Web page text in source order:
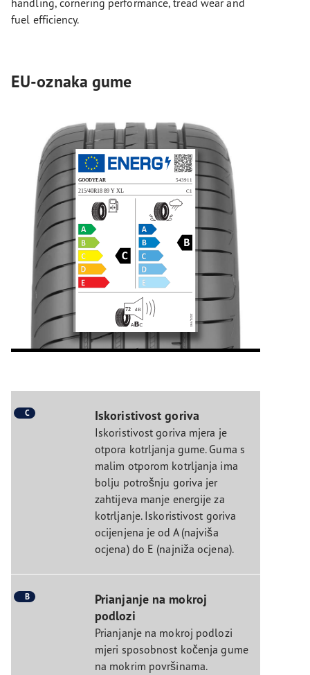
handling, cornering performance, tread wear and
fuel efficiency.
EU-oznaka gume
C Iskoristivost goriva
Iskoristivost goriva mjera je
otpora kotrljanja gume. Guma s
malim otporom kotrljanja ima
bolju potrošnju goriva jer
zahtijeva manje energije za
kotrljanje. Iskoristivost goriva
ocijenjena je od A (najviša
ocjena) do E (najniža ocjena).
B
Prianjanje na mokroj
podlozi
Prianjanje na mokroj podlozi
mjeri sposobnost kočenja gume
na mokrim površinama.